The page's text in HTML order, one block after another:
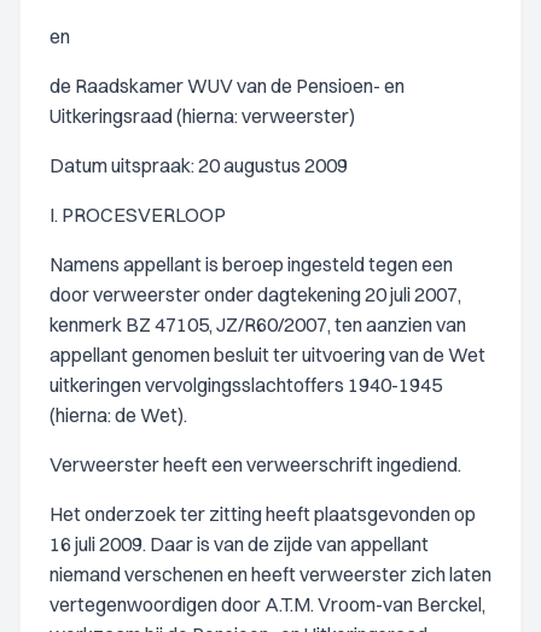
en
de Raadskamer WUV van de Pensioen- en
Uitkeringsraad (hierna: verweerster)
Datum uitspraak: 20 augustus 2009
I. PROCESVERLOOP
Namens appellant is beroep ingesteld tegen een
door verweerster onder dagtekening 20 juli 2007,
kenmerk BZ 47105, JZ/R60/2007, ten aanzien van
appellant genomen besluit ter uitvoering van de Wet
uitkeringen vervolgingsslachtoffers 1940-1945
(hierna: de Wet).
Verweerster heeft een verweerschrift ingediend.
Het onderzoek ter zitting heeft plaatsgevonden op
16 juli 2009. Daar is van de zijde van appellant
niemand verschenen en heeft verweerster zich laten
vertegenwoordigen door A.T.M. Vroom-van Berckel,